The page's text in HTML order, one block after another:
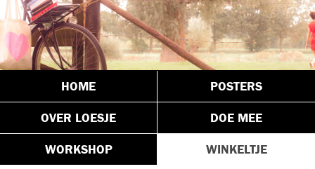
HOME POSTERS
OVER LOESJE DOE MEE
WORKSHOP WINKELTJE